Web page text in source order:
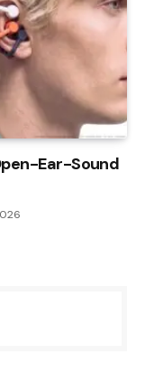
Ear-Sound